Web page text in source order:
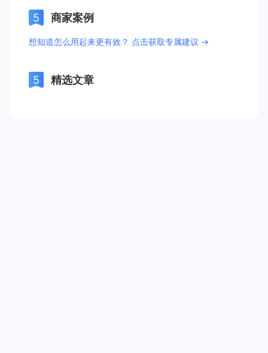
商家案例
想知道怎么用起来更有效？ 点击获取专属建议 →
精选文章